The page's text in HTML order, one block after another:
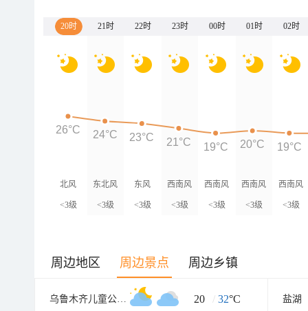
20时 21时 22时 23时 00时 01时 02时
北风
<3级
东北风
<3级
东风
<3级
西南风
<3级
西南风
<3级
西南风
<3级
西南风
<3级
26°C 24°C 23°C 21°C 19°C 20°C 19°C
周边地区 周边景点 周边乡镇
乌鲁木齐儿童公园北门 20 / 32°C 盐湖